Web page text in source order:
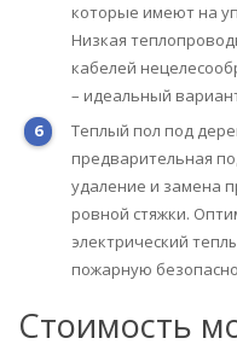
которые имеют на
Низкая
кабелей
– идеальный
Теплый пол под
предварительная
удаление и замена
ровной стяжки.
электрический
пожарную
Стоимость